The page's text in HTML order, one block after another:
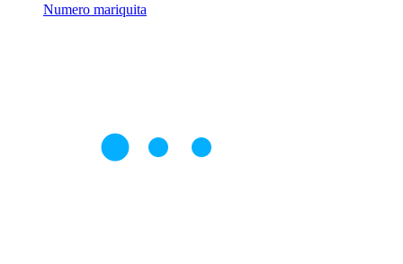
Numero mariquita